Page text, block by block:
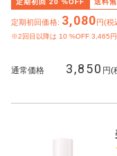
定期初回 20 %OFF 送料
定期初回価格: 3,080円(税
※2回目以降は 10 %OFF 3,465
通常価格 3,850 円(